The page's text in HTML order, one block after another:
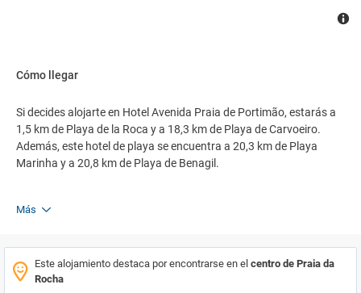
Cómo llegar
Si decides alojarte en Hotel Avenida Praia de Portimão, estarás a
1,5 km de Playa de la Roca y a 18,3 km de Playa de Carvoeiro.
Además, este hotel de playa se encuentra a 20,3 km de Playa
Marinha y a 20,8 km de Playa de Benagil.
Más
Este alojamiento destaca por encontrarse en el centro de Praia da
Rocha